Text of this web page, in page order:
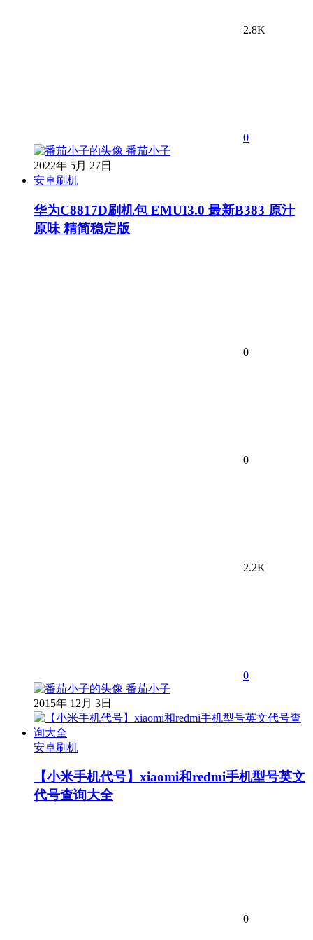
2.8K
0
番茄小子
2022年 5月 27日
安卓刷机
华为C8817D刷机包 EMUI3.0 最新B383 原汁
原味 精简稳定版
0
0
2.2K
0
番茄小子
2015年 12月 3日
安卓刷机
【小米手机代号】xiaomi和redmi手机型号英文
代号查询大全
0